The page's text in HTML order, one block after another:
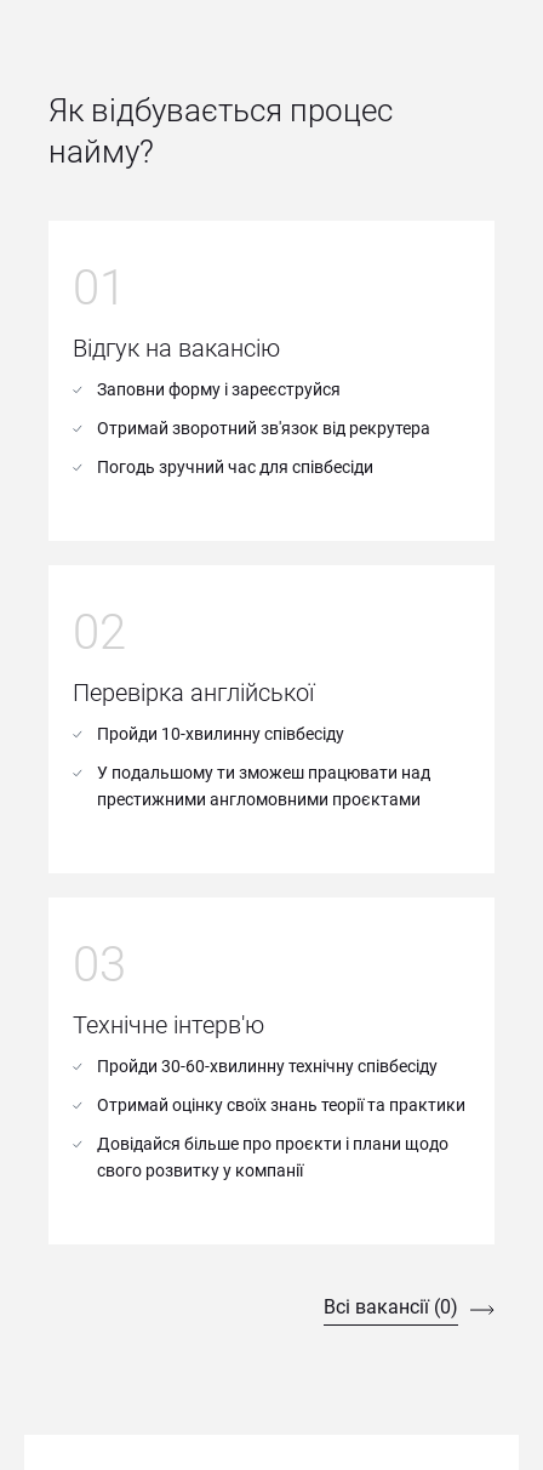
Як відбувається процес
найму?
01
Відгук на вакансію
Заповни форму і зареєструйся
Отримай зворотний зв'язок від рекрутера
Погодь зручний час для співбесіди
02
Перевірка англійської
Пройди 10-хвилинну співбесіду
У подальшому ти зможеш працювати над
престижними англомовними проєктами
03
Технічне інтерв'ю
Пройди 30-60-хвилинну технічну співбесіду
Отримай оцінку своїх знань теорії та практики
Довідайся більше про проєкти і плани щодо
свого розвитку у компанії
Всі вакансії (0)